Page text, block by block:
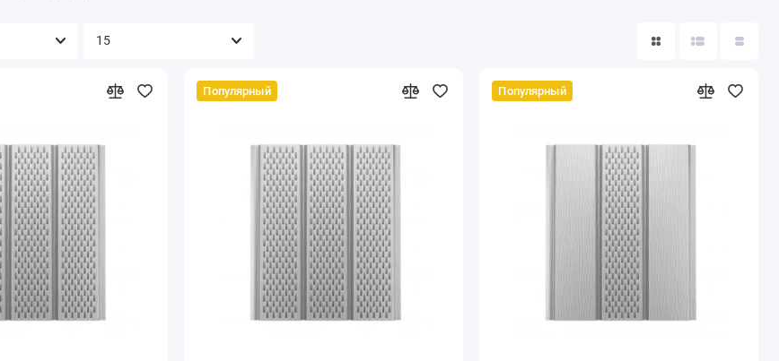
Популярный Популярный